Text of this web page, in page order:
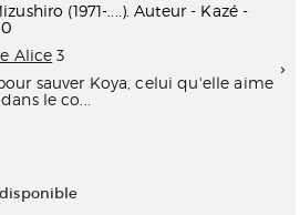
(1971-....). Auteur - Kazé -
Alice 3
sauver Koya, celui qu'elle aime
le co...